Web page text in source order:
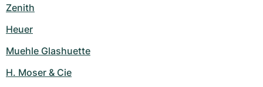
Zenith
Heuer
Muehle Glashuette
H. Moser & Cie